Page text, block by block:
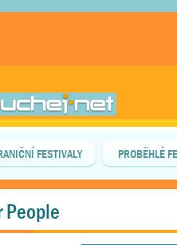
FESTIVALY PROBĚHLÉ
People